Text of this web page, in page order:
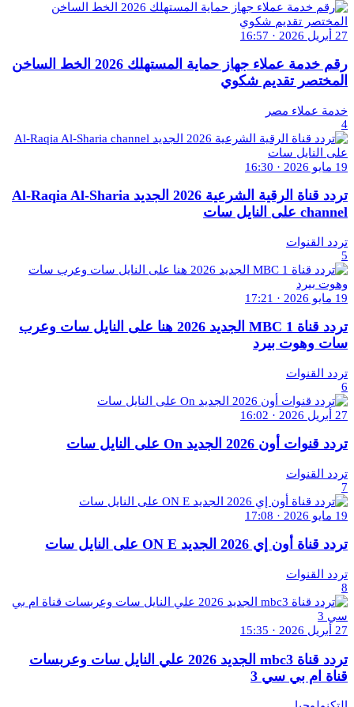
27 أبريل 2026 · 16:57
رقم خدمة عملاء جهاز حماية المستهلك 2026 الخط الساخن
المختصر تقديم شكوي
خدمة عملاء مصر
4
19 مايو 2026 · 16:30
تردد قناة الرقية الشرعية 2026 الجديد Al-Raqia Al-Sharia
channel على النايل سات
تردد القنوات
5
19 مايو 2026 · 17:21
تردد قناة MBC 1 الجديد 2026 هنا على النايل سات وعرب
سات وهوت بيرد
تردد القنوات
6
27 أبريل 2026 · 16:02
تردد قنوات أون 2026 الجديد On على النايل سات
تردد القنوات
7
19 مايو 2026 · 17:08
تردد قناة أون إي 2026 الجديد ON E على النايل سات
تردد القنوات
8
27 أبريل 2026 · 15:35
تردد قناة mbc3 الجديد 2026 علي النايل سات وعربسات
قناة ام بي سي 3